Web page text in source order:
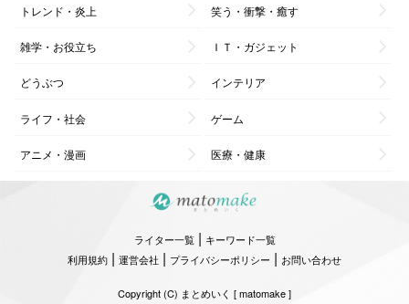
トレンド・炎上 笑う・衝撃・癒す
雑学・お役立ち ＩＴ・ガジェット
どうぶつ インテリア
ライフ・社会 ゲーム
アニメ・漫画 医療・健康
ライター一覧| キーワード一覧
利用規約 | 運営会社 | プライバシーポリシー | お問い合わせ
Copyright (C) まとめいく [ matomake ]